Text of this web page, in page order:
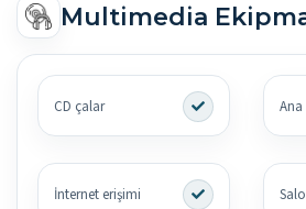
Multimedia
CD çalar Ana
İnternet erişimi